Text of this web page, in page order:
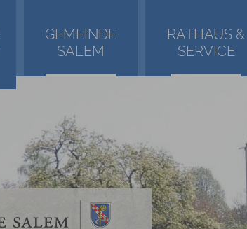
GEMEINDE
SALEM
RATHAUS &
SERVICE